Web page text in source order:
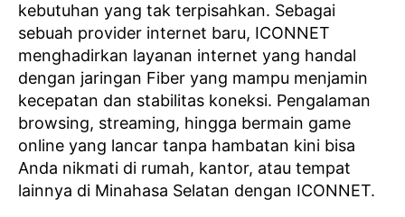
kebutuhan yang tak terpisahkan. Sebagai
sebuah provider internet baru, ICONNET
menghadirkan layanan internet yang handal
dengan jaringan Fiber yang mampu menjamin
kecepatan dan stabilitas koneksi. Pengalaman
browsing, streaming, hingga bermain game
online yang lancar tanpa hambatan kini bisa
Anda nikmati di rumah, kantor, atau tempat
lainnya di Minahasa Selatan dengan ICONNET.